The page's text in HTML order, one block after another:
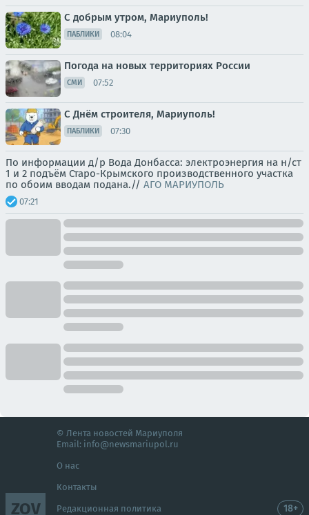
С добрым утром, Мариуполь!
ПАБЛИКИ 08:04
Погода на новых территориях России
СМИ 07:52
С Днём строителя, Мариуполь!
ПАБЛИКИ 07:30
По информации д/р Вода Донбасса: электроэнергия на н/ст
1 и 2 подъём Старо-Крымского производственного участка
по обоим вводам подана.// АГО МАРИУПОЛЬ
07:21
ZOV
© Лента новостей Мариуполя
Email: info@newsmariupol.ru
О нас
Контакты
Редакционная политика 18+